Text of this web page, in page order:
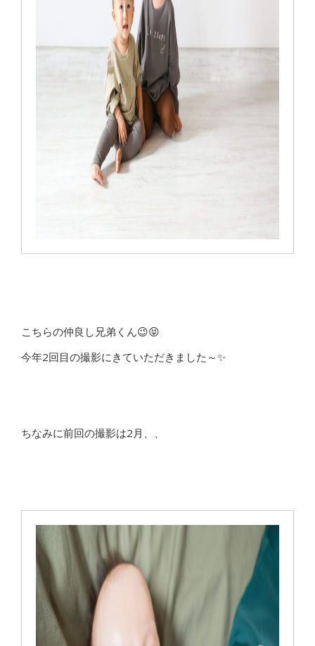
こちらの仲良し兄弟くん😉😝
今年2回目の撮影にきていただきました～✨
ちなみに前回の撮影は2月、、